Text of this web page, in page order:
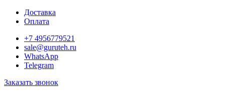
Доставка
Оплата
+7 4956779521
sale@guruteh.ru
WhatsApp
Telegram
Заказать звонок